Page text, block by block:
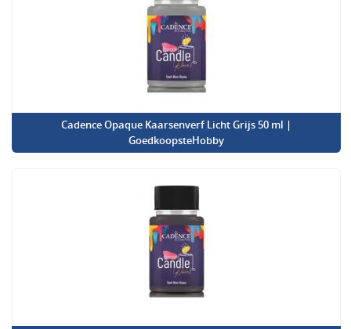
Cadence Opaque Kaarsenverf Licht Grijs 50 ml |
GoedkoopsteHobby